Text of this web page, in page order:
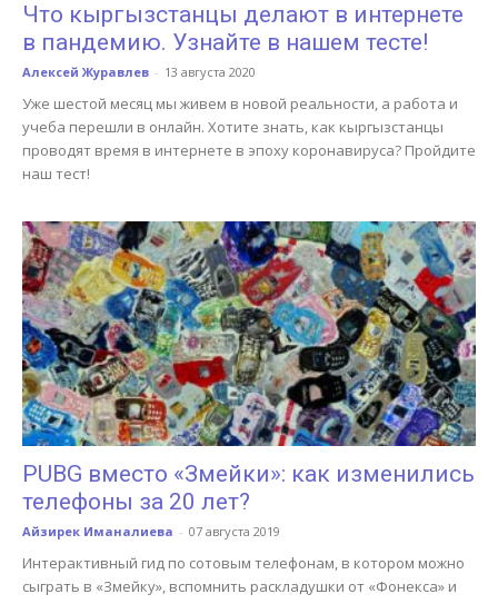
Что кыргызстанцы делают в интернете
в пандемию. Узнайте в нашем тесте!
Алексей Журавлев - 13 августа 2020
Уже шестой месяц мы живем в новой реальности, а работа и
учеба перешли в онлайн. Хотите знать, как кыргызстанцы
проводят время в интернете в эпоху коронавируса? Пройдите
наш тест!
PUBG вместо «Змейки»: как изменились
телефоны за 20 лет?
Айзирек Иманалиева - 07 августа 2019
Интерактивный гид по сотовым телефонам, в котором можно
сыграть в «Змейку», вспомнить раскладушки от «Фонекса» и